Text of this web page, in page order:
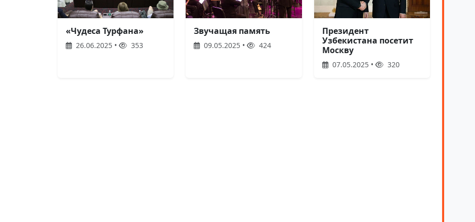
«Чудеса Турфана»
26.06.2025 • 353
Звучащая память
09.05.2025 • 424
Президент
Узбекистана посетит
Москву
07.05.2025 • 320